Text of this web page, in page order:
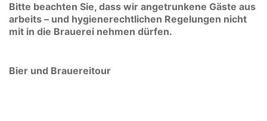
Bitte beachten Sie, dass wir angetrunkene Gäste aus
arbeits – und hygienerechtlichen Regelungen nicht
mit in die Brauerei nehmen dürfen.
Bier und Brauereitour